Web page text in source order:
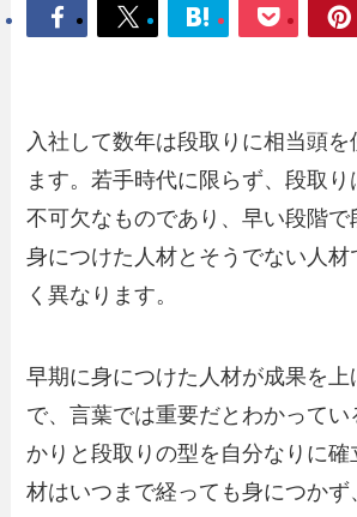
入社して数年は段取りに相当頭を
ます。若手時代に限らず、段取
不可欠なものであり、早い段階で
身につけた人材とそうでない人材
く異なります。
早期に身につけた人材が成果を上
で、言葉では重要だとわかってい
かりと段取りの型を自分なりに確
材はいつまで経っても身につかず